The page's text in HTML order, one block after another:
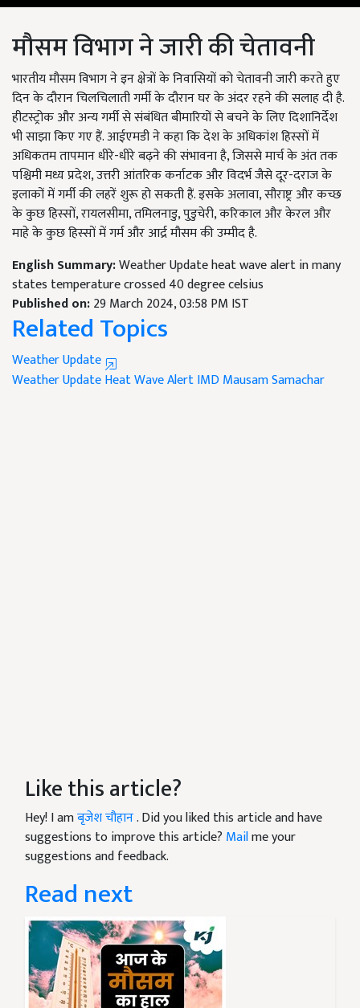
मौसम विभाग ने जारी की चेतावनी
भारतीय मौसम विभाग ने इन क्षेत्रों के निवासियों को चेतावनी जारी करते हुए
दिन के दौरान चिलचिलाती गर्मी के दौरान घर के अंदर रहने की सलाह दी है.
हीटस्ट्रोक और अन्य गर्मी से संबंधित बीमारियों से बचने के लिए दिशानिर्देश
भी साझा किए गए हैं. आईएमडी ने कहा कि देश के अधिकांश हिस्सों में
अधिकतम तापमान धीरे-धीरे बढ़ने की संभावना है, जिससे मार्च के अंत तक
पश्चिमी मध्य प्रदेश, उत्तरी आंतरिक कर्नाटक और विदर्भ जैसे दूर-दराज के
इलाकों में गर्मी की लहरें शुरू हो सकती हैं. इसके अलावा, सौराष्ट्र और कच्छ
के कुछ हिस्सों, रायलसीमा, तमिलनाडु, पुडुचेरी, करिकाल और केरल और
माहे के कुछ हिस्सों में गर्म और आर्द्र मौसम की उम्मीद है.
English Summary:Weather Update heat wave alert in many
states temperature crossed 40 degree celsius
Published on:29 March 2024, 03:58 PM IST
Related Topics
Weather Update
Weather UpdateHeat Wave AlertIMDMausam Samachar
Like this article?
Hey! I amबृजेश चौहान. Did you liked this article and have
suggestions to improve this article? Mailme your
suggestions and feedback.
Read next